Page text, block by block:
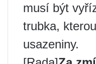
musí být
trubka,
usazeniny.